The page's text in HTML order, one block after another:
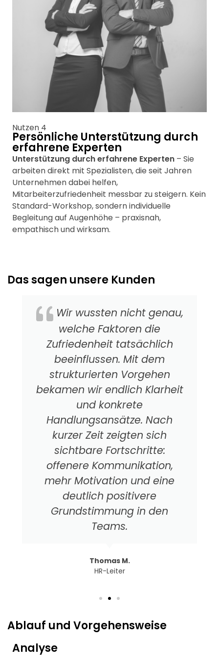
Nutzen 4
Persönliche Unterstützung durch
erfahrene Experten
Unterstützung durch erfahrene Experten – Sie
arbeiten direkt mit Spezialisten, die seit Jahren
Unternehmen dabei helfen,
Mitarbeiterzufriedenheit messbar zu steigern. Kein
Standard-Workshop, sondern individuelle
Begleitung auf Augenhöhe – praxisnah,
empathisch und wirksam.
Das sagen unsere Kunden
Wir wussten nicht genau,
welche Faktoren die
Zufriedenheit tatsächlich
beeinflussen. Mit dem
strukturierten Vorgehen
bekamen wir endlich Klarheit
und konkrete
Handlungsansätze. Nach
kurzer Zeit zeigten sich
sichtbare Fortschritte:
offenere Kommunikation,
mehr Motivation und eine
deutlich positivere
Grundstimmung in den
Teams.
Thomas M.
HR-Leiter
Ablauf und Vorgehensweise
Analyse